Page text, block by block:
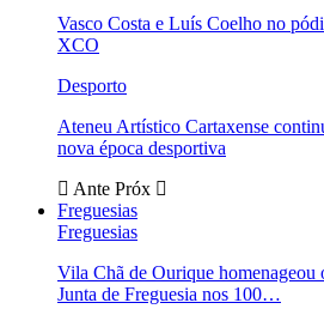
Vasco Costa e Luís Coelho no
XCO
Desporto
Ateneu Artístico Cartaxense
nova época desportiva
Ante Próx
Freguesias
Freguesias
Vila Chã de Ourique homenageou
Junta de Freguesia nos 100…